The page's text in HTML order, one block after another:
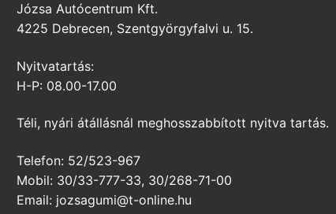
Józsa Autócentrum Kft.
4225 Debrecen, Szentgyörgyfalvi u. 15.
Nyitvatartás:
H-P: 08.00-17.00
Téli, nyári átállásnál meghosszabbított nyitva tartás.
Telefon: 52/523-967
Mobil: 30/33-777-33, 30/268-71-00
Email: jozsagumi@t-online.hu